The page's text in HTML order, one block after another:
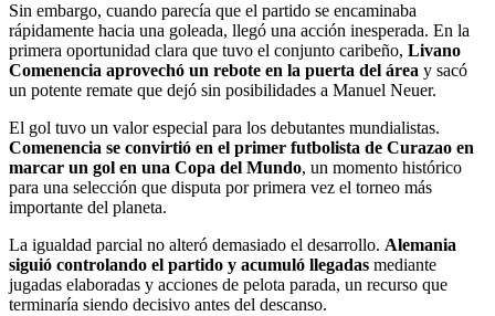
Sin embargo, cuando parecía que el partido se encaminaba
rápidamente hacia una goleada, llegó una acción inesperada. En la
primera oportunidad clara que tuvo el conjunto caribeño, Livano
Comenencia aprovechó un rebote en la puerta del área y sacó
un potente remate que dejó sin posibilidades a Manuel Neuer.
El gol tuvo un valor especial para los debutantes mundialistas.
Comenencia se convirtió en el primer futbolista de Curazao en
marcar un gol en una Copa del Mundo, un momento histórico
para una selección que disputa por primera vez el torneo más
importante del planeta.
La igualdad parcial no alteró demasiado el desarrollo. Alemania
siguió controlando el partido y acumuló llegadas mediante
jugadas elaboradas y acciones de pelota parada, un recurso que
terminaría siendo decisivo antes del descanso.